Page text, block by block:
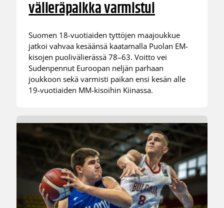
välieräpaikka varmistui
Suomen 18-vuotiaiden tyttöjen maajoukkue
jatkoi vahvaa kesäänsä kaatamalla Puolan EM-
kisojen puolivälierässä 78–63. Voitto vei
Sudenpennut Euroopan neljän parhaan
joukkoon sekä varmisti paikan ensi kesän alle
19-vuotiaiden MM-kisoihin Kiinassa.